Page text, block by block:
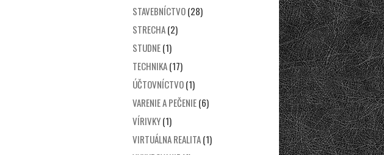
STAVEBNÍCTVO(28)
STRECHA(2)
STUDNE(1)
TECHNIKA(17)
ÚČTOVNÍCTVO(1)
VARENIE A PEČENIE(6)
VÍRIVKY(1)
VIRTUÁLNA REALITA(1)